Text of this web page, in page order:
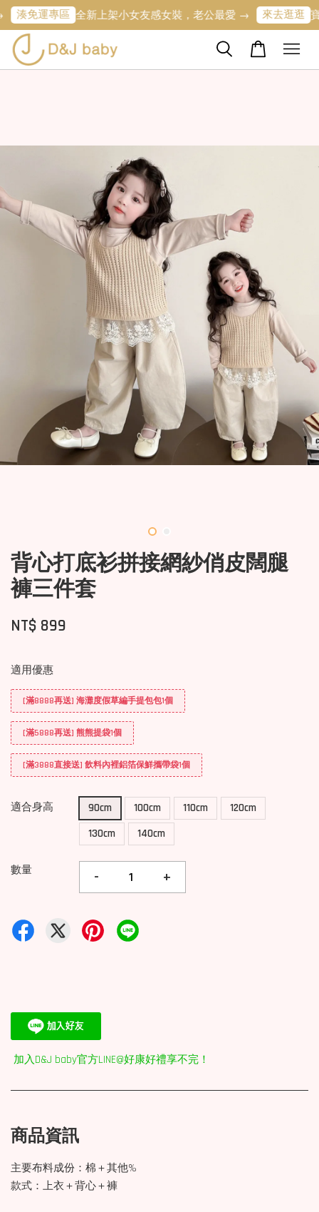
專區 全新上架小女友感女裝，老公最愛 → 來去逛逛 寶寶的
背心打底衫拼接網紗俏皮闊腿
褲三件套
NT$ 899
適用優惠
[滿8888再送] 海灘度假草編手提包包1個
[滿5888再送] 熊熊提袋1個
[滿3888直接送] 飲料內裡鋁箔保鮮攜帶袋1個
適合身高 90cm 100cm 110cm
120cm
130cm
140cm
數量 - +
加入D&J baby官方LINE@好康好禮享不完！
商品資訊
主要布料成份：棉＋其他%
款式：上衣＋背心＋褲